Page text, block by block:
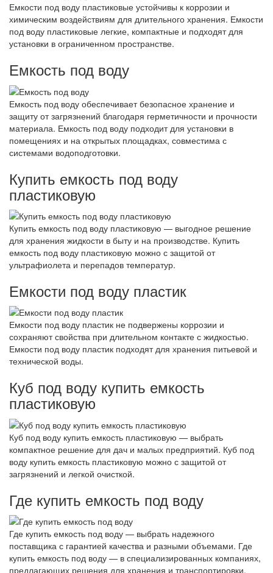
Емкости под воду пластиковые устойчивы к коррозии и
химическим воздействиям для длительного хранения. Емкости
под воду пластиковые легкие, компактные и подходят для
установки в ограниченном пространстве.
Емкость под воду
Емкость под воду обеспечивает безопасное хранение и
защиту от загрязнений благодаря герметичности и прочности
материала. Емкость под воду подходит для установки в
помещениях и на открытых площадках, совместима с
системами водоподготовки.
Купить емкость под воду
пластиковую
Купить емкость под воду пластиковую — выгодное решение
для хранения жидкости в быту и на производстве. Купить
емкость под воду пластиковую можно с защитой от
ультрафиолета и перепадов температур.
Емкости под воду пластик
Емкости под воду пластик не подвержены коррозии и
сохраняют свойства при длительном контакте с жидкостью.
Емкости под воду пластик подходят для хранения питьевой и
технической воды.
Куб под воду купить емкость
пластиковую
Куб под воду купить емкость пластиковую — выбрать
компактное решение для дач и малых предприятий. Куб под
воду купить емкость пластиковую можно с защитой от
загрязнений и легкой очисткой.
Где купить емкость под воду
Где купить емкость под воду — выбрать надежного
поставщика с гарантией качества и разными объемами. Где
купить емкость под воду — в специализированных компаниях,
предлагающих решения для хранения и транспортировки.